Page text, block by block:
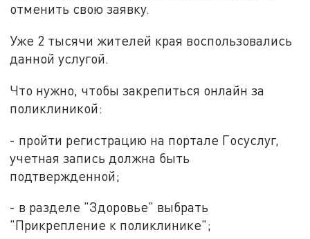
отменить свою заявку.
Уже 2 тысячи жителей края воспользовались
данной услугой.
Что нужно, чтобы закрепиться онлайн за
поликлиникой:
- пройти регистрацию на портале Госуслуг,
учетная запись должна быть
подтвержденной;
- в разделе "Здоровье" выбрать
"Прикрепление к поликлинике";